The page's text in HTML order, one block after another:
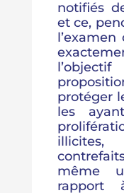
notifiés
et ce,
l’examen
protéger
les
même
rapport